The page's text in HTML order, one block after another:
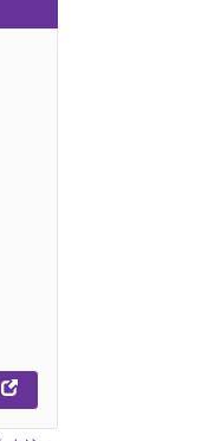
（東京都）にて7/30